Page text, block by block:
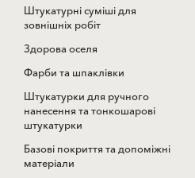
Штукатурні суміші для
зовнішніх робіт
Здорова оселя
Фарби та шпаклівки
Штукатурки для ручного
нанесення та тонкошарові
штукатурки
Базові покриття та допоміжні
матеріали